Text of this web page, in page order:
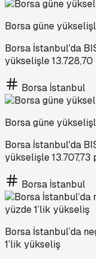
Borsa güne
Borsa İstanbul'da
yükselişle 13.728,70
Borsa İstanbul
Borsa güne
Borsa İstanbul'da
yükselişle 13.707,73
Borsa İstanbul
Borsa İstanbul’da
1’lik yükseliş